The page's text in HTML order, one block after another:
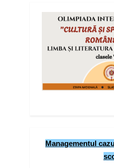
Managementul